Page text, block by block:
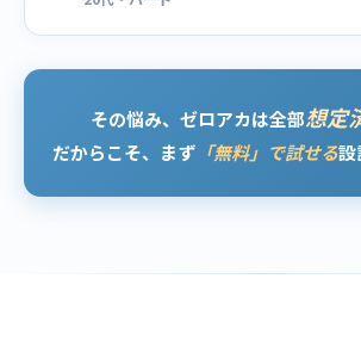
その悩み、ゼロアカは全部想定
だからこそ、まず 「無料」で試せる設